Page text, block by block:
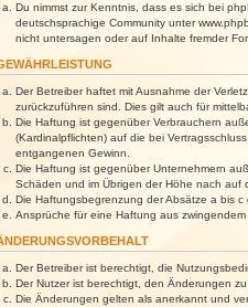
Du nimmst zur Kenntnis, dass es sich bei
deutschsprachige Community unter
nicht untersagen oder auf Inhalte fremder
Der Betreiber haftet mit Ausnahme der
zurückzuführen sind. Dies gilt auch für
Die Haftung ist gegenüber Verbrauchern
(Kardinalpflichten) auf die bei
entgangenen Gewinn.
Die Haftung ist gegenüber Unternehmern
Schäden und im Übrigen der Höhe nach auf
Die Haftungsbegrenzung der Absätze a bis
Ansprüche für eine Haftung aus
Der Betreiber ist berechtigt, die
Der Nutzer ist berechtigt, den Änderungen
Die Änderungen gelten als anerkannt und